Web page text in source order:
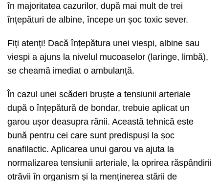
în majoritatea cazurilor, după mai mult de trei
înțepături de albine, începe un șoc toxic sever.
Fiți atenți! Dacă înțepătura unei viespi, albine sau
viespi a ajuns la nivelul mucoaselor (laringe, limbă),
se cheamă imediat o ambulanță.
În cazul unei scăderi bruște a tensiunii arteriale
după o înțepătură de bondar, trebuie aplicat un
garou ușor deasupra rănii. Această tehnică este
bună pentru cei care sunt predispuși la șoc
anafilactic. Aplicarea unui garou va ajuta la
normalizarea tensiunii arteriale, la oprirea răspândirii
otrăvii în organism și la menținerea stării de